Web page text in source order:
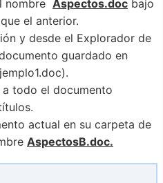
nombre Aspectos.doc bajo
el anterior.
y desde el Explorador de
guardado en
todo el documento
actual en su carpeta de
AspectosB.doc.